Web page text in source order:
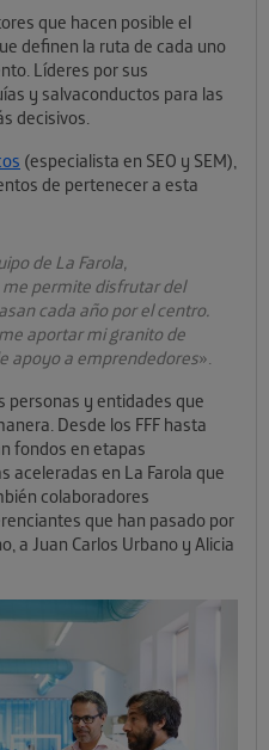
que hacen posible el
definen la ruta de cada uno
Líderes por sus
y salvaconductos para las
decisivos.
(especialista en SEO y SEM),
de pertenecer a esta
de La Farola,
permite disfrutar del
cada año por el centro.
aportar mi granito de
apoyo a emprendedores».
personas y entidades que
Desde los FFF hasta
fondos en etapas
aceleradas en La Farola que
colaboradores
que han pasado por
a Juan Carlos Urbano y Alicia